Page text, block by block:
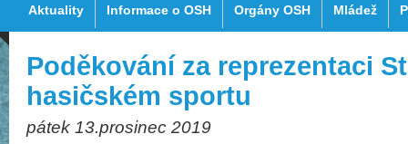
Aktuality Informace o OSH Orgány OSH Mládež
Poděkování za reprezentaci
hasičském sportu
pátek 13.prosinec 2019